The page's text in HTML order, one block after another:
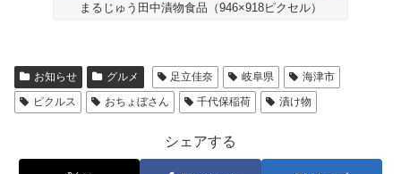
まるじゅう田中漬物食品（946×918ピクセル）
お知らせ グルメ 足立佳奈 岐阜県
海津市
ピクルス
おちょぼさん 千代保稲荷 漬け物
シェアする